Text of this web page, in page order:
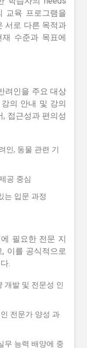
교육 프로그램을
서로 다른 목적과
수준과 목표에
려인을 주요 대상
의 안내 및 강의
접근성과 편의성
인, 동물 관련 기
공 중심
는 입문 과정
필요한 전문 지
이를 공식적으로
.
개발 및 전문성 인
전문가 양성 과
무 능력 배양에 중